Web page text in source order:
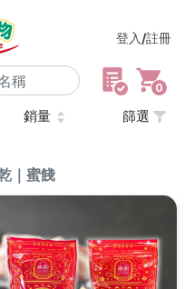
登入/註冊
0
黑丸
海瑞、蔥阿伯
柑心良品 樂廚
劉霸
銷量 篩選
｜蜜餞